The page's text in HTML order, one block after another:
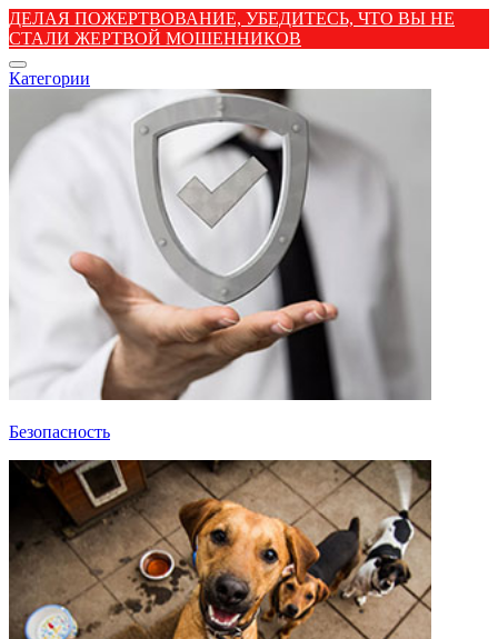
ДЕЛАЯ ПОЖЕРТВОВАНИЕ, УБЕДИТЕСЬ, ЧТО ВЫ НЕ
СТАЛИ ЖЕРТВОЙ МОШЕННИКОВ
Категории
Безопасность